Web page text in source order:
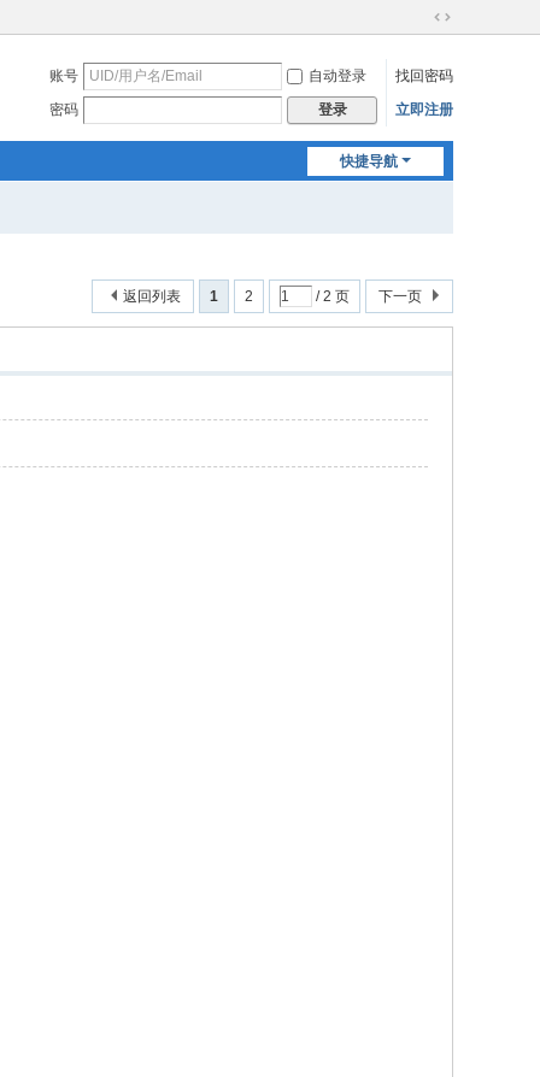
切
到
宽
账号 自动登录
找回密码
密码
登录 立即注册
快捷导航
1 2 / 2 页 下一页
返回列表